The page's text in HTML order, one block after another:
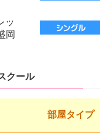
ッ
岡
クール
部屋タイプ